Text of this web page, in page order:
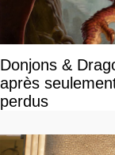
Donjons &
après
perdus